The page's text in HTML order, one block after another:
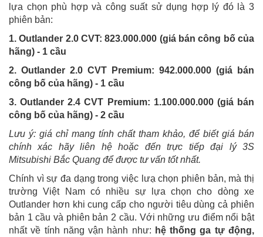
lựa chọn phù hợp và công suất sử dụng hợp lý đó là 3
phiên bản:
1. Outlander 2.0 CVT: 823.000.000 (giá bán công bố của
hãng) - 1 cầu
2. Outlander 2.0 CVT Premium: 942.000.000 (giá bán
công bố của hãng) - 1 cầu
3. Outlander 2.4 CVT Premium: 1.100.000.000 (giá bán
công bố của hãng) - 2 cầu
Lưu ý: giá chỉ mang tính chất tham khảo, để biết giá bán
chính xác hãy liên hệ hoặc đến trực tiếp đại lý 3S
Mitsubishi Bắc Quang để được tư vấn tốt nhất.
Chính vì sự đa dạng trong việc lưạ chọn phiên bản, mà thị
trường Việt Nam có nhiều sự lựa chọn cho dòng xe
Outlander hơn khi cung cấp cho người tiêu dùng cả phiên
bản 1 cầu và phiên bản 2 cầu. Với những ưu điểm nổi bật
nhất về tính năng vận hành như: hệ thống ga tự động,